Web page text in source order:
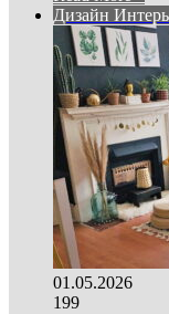
Дизайн
01.05.2026
199